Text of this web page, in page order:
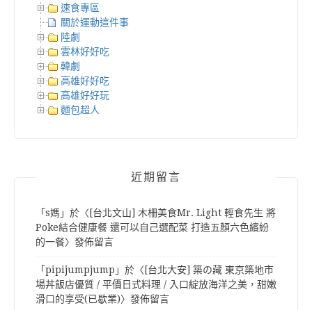
速食專區
關於運動這件事
陸劇
雲林好好吃
韓劇
高雄好好吃
高雄好好玩
麵包超人
近期留言
「s媽 」於〈 [台北文山] 木柵美食Mr. Light 輕食先生 將
Poke結合健康餐 還可以自己選配菜 打造五顏六色繽紛
的一餐〉發佈留言
「pipijumpjump 」於〈 [台北大安] 築の藏 東京築地市
場丼飯店優質 / 平價日式料理 / 入口綻放海洋之美，甜嫩
滑口的享受(已歇業)〉發佈留言